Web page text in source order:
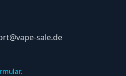
sale.de
.